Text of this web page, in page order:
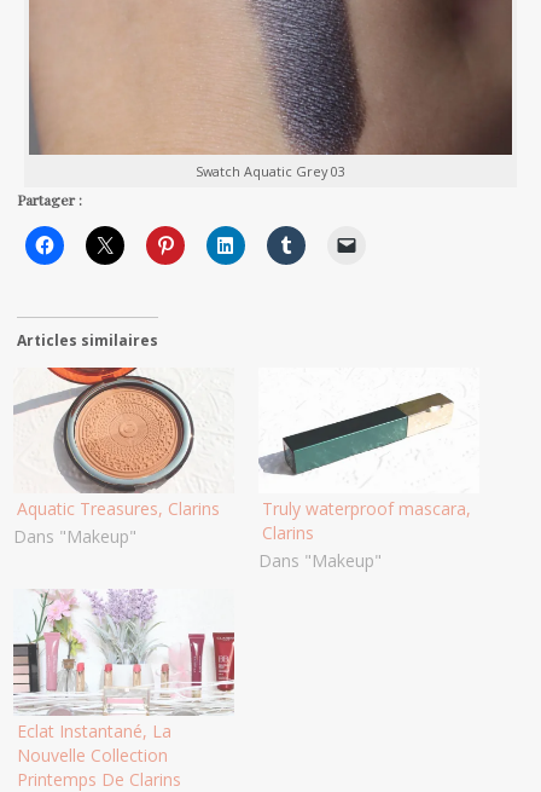
Swatch Aquatic Grey 03
Partager :
Articles similaires
Aquatic Treasures, Clarins
Dans "Makeup"
Truly waterproof mascara,
Clarins
Dans "Makeup"
Eclat Instantané, La
Nouvelle Collection
Printemps De Clarins